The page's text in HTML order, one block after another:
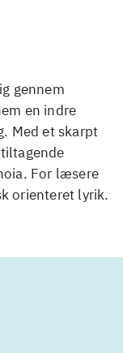
gennem
en indre
Med et skarpt
For læsere
orienteret lyrik.